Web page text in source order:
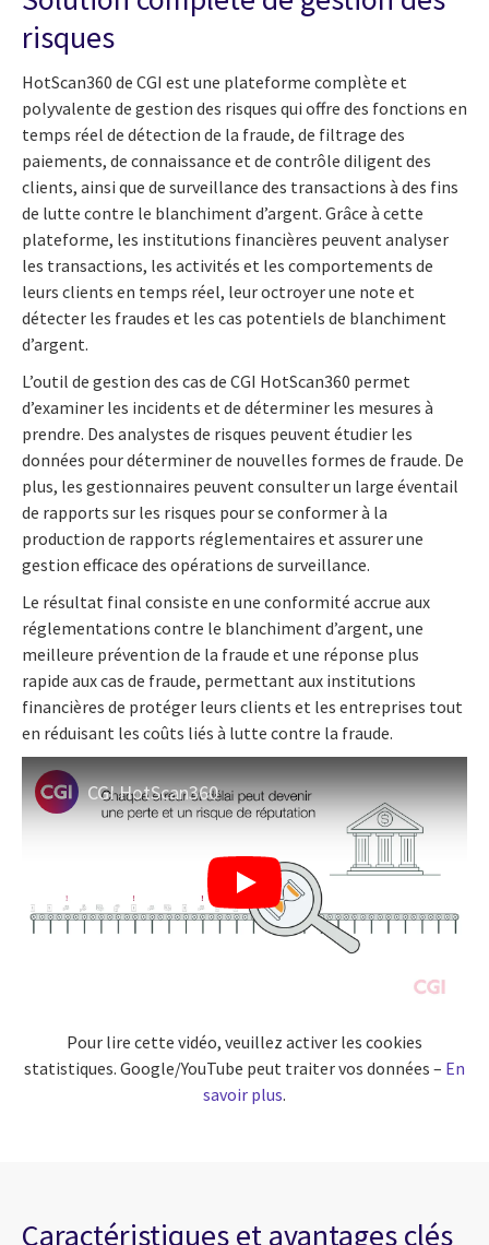
risques
HotScan360 de CGI est une plateforme complète et
polyvalente de gestion des risques qui offre des fonctions en
temps réel de détection de la fraude, de filtrage des
paiements, de connaissance et de contrôle diligent des
clients, ainsi que de surveillance des transactions à des fins
de lutte contre le blanchiment d’argent. Grâce à cette
plateforme, les institutions financières peuvent analyser
les transactions, les activités et les comportements de
leurs clients en temps réel, leur octroyer une note et
détecter les fraudes et les cas potentiels de blanchiment
d’argent.
L’outil de gestion des cas de CGI HotScan360 permet
d’examiner les incidents et de déterminer les mesures à
prendre. Des analystes de risques peuvent étudier les
données pour déterminer de nouvelles formes de fraude. De
plus, les gestionnaires peuvent consulter un large éventail
de rapports sur les risques pour se conformer à la
production de rapports réglementaires et assurer une
gestion efficace des opérations de surveillance.
Le résultat final consiste en une conformité accrue aux
réglementations contre le blanchiment d’argent, une
meilleure prévention de la fraude et une réponse plus
rapide aux cas de fraude, permettant aux institutions
financières de protéger leurs clients et les entreprises tout
en réduisant les coûts liés à lutte contre la fraude.
CGI HotScan360
Pour lire cette vidéo, veuillez activer les cookies
statistiques. Google/YouTube peut traiter vos données – En
savoir plus.
Caractéristiques et avantages clés